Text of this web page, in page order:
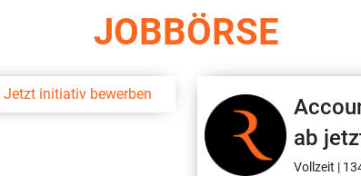
JOBBÖRSE
Jetzt initiativ bewerben
ab
Vollzeit |